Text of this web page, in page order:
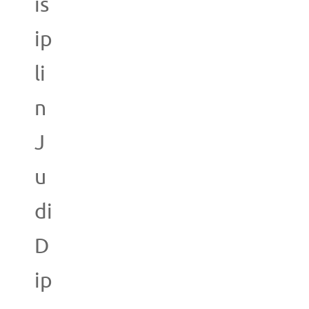
ip
li
n
J
u
di
D
ip